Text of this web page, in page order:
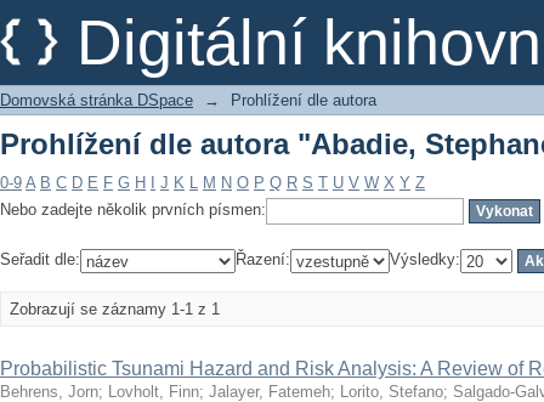
Digitální
Prohlížení dle autora "Abadie,
Domovská stránka DSpace → Prohlížení dle autora
Prohlížení dle autora "Abadie,
0-9 A B C D E F G H J K L M N O P Q R S T U V W X Y Z
Nebo zadejte několik prvních písmen:
Seřadit dle: Řazení: Výsledky:
Zobrazují se záznamy 1-1 z 1
Probabilistic Tsunami Hazard and Risk Analysis: A Review of
Behrens, Jorn; Lovholt, Finn; Jalayer, Fatemeh; Lorito, Stefano; Salgado-